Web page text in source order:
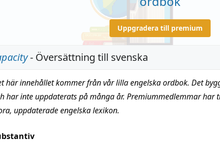
Uppgradera till premium
- Översättning till svenska
här innehållet kommer från vår lilla engelska ordbok. Det
har inte uppdaterats på många år. Premiummedlemmar har
uppdaterade engelska lexikon.